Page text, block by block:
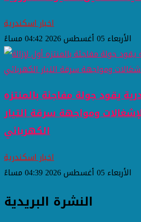
اخبار اسكندرية
الأربعاء 05 أغسطس 2026 04:42 مساءً
يقود جولة مفاجئة بالمنتزه
ومواجهة سرقة التيار
الكهربائي
اخبار اسكندرية
الأربعاء 05 أغسطس 2026 04:39 مساءً
النشرة البريدية